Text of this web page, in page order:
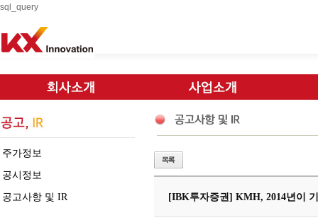
sql_query
주가정보
공시정보
공고사항 및 IR [IBK투자증권] KMH, 2014년이